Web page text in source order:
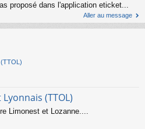
proposé dans l'application eticket...
Aller au message
(TTOL)
Limonest et Lozanne....